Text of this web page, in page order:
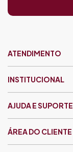
ATENDIMENTO
INSTITUCIONAL
AJUDA E SUPORTE
ÁREA DO CLIENTE